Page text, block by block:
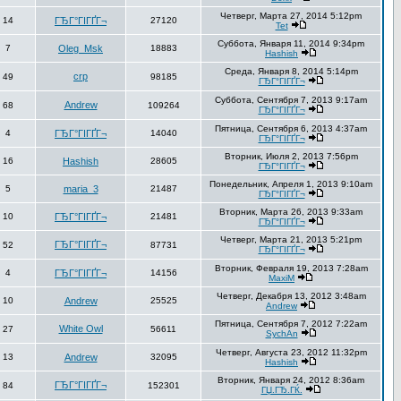
14 ГЂГ°ГІГҐГ¬ 27120
Четверг, Марта 27, 2014 5:12pm
Tet
7 Oleg_Msk 18883
Суббота, Января 11, 2014 9:34pm
Hashish
49 crp 98185
Среда, Января 8, 2014 5:14pm
ГЂГ°ГІГҐГ¬
68 Andrew 109264
Суббота, Сентября 7, 2013 9:17am
ГЂГ°ГІГҐГ¬
4 ГЂГ°ГІГҐГ¬ 14040
Пятница, Сентября 6, 2013 4:37am
ГЂГ°ГІГҐГ¬
16 Hashish 28605
Вторник, Июля 2, 2013 7:56pm
ГЂГ°ГІГҐГ¬
5 maria_3 21487
Понедельник, Апреля 1, 2013 9:10am
ГЂГ°ГІГҐГ¬
10 ГЂГ°ГІГҐГ¬ 21481
Вторник, Марта 26, 2013 9:33am
ГЂГ°ГІГҐГ¬
52 ГЂГ°ГІГҐГ¬ 87731
Четверг, Марта 21, 2013 5:21pm
ГЂГ°ГІГҐГ¬
4 ГЂГ°ГІГҐГ¬ 14156
Вторник, Февраля 19, 2013 7:28am
MaxiM
10 Andrew 25525
Четверг, Декабря 13, 2012 3:48am
Andrew
27 White Owl 56611
Пятница, Сентября 7, 2012 7:22am
SychAn
13 Andrew 32095
Четверг, Августа 23, 2012 11:32pm
Hashish
84 ГЂГ°ГІГҐГ¬ 152301
Вторник, Января 24, 2012 8:36am
ГЏ.ГЂ.ГЌ.